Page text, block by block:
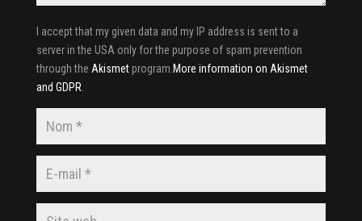
I accept that my given data and my IP address is sent to a
server in the USA only for the purpose of spam prevention
through the Akismetprogram. More information on Akismet
and GDPR